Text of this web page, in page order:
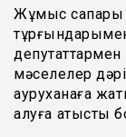
Жұмыс сапары
депутаттармен
мәселелер
ауруханаға
алуға қатысты